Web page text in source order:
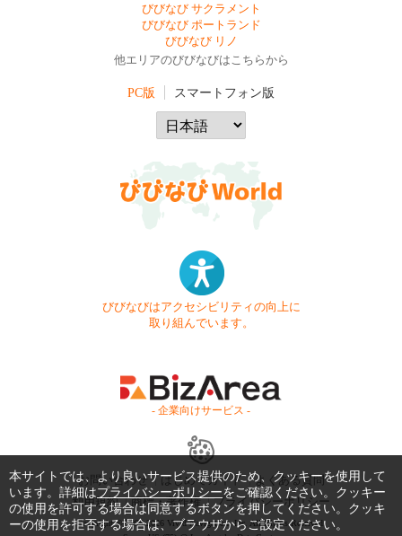
びびなび サクラメント
びびなび ポートランド
びびなび リノ
他エリアのびびなびはこちらから
PC版 スマートフォン版
びびなびはアクセシビリティの向上に
取り組んでいます。
- 企業向けサービス -
お問い合わせ はじめてガイド
よくある質問
利用規約
商標・著作権 プライバシーポリシー
Copyright © 1999-2026 Vivid Navigation, Inc. All Rights Reserved.
本サイトでは、より良いサービス提供のため、クッキーを使用して
います。詳細はプライバシーポリシーをご確認ください。クッキー
の使用を許可する場合は同意するボタンを押してください。クッキ
ーの使用を拒否する場合は、ブラウザからご設定ください。